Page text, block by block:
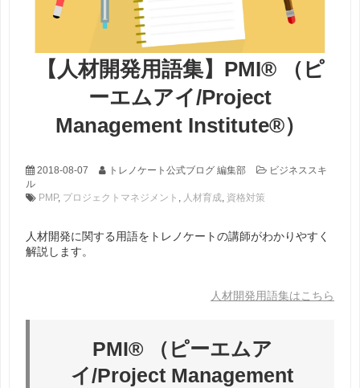
【人材開発用語集】PMI® （ピ
ーエムアイ/Project
Management Institute®）
2018-08-07 トレノケート公式ブログ 編集部
ビジネススキ
ル
PMP, プロジェクトマネジメント , 人材育成, 資格対策
人材開発に関する用語をトレノケートの講師がわかりやすく
解説します。
人材開発用語集はこちら
PMI® （ピーエムア
イ/Project Management